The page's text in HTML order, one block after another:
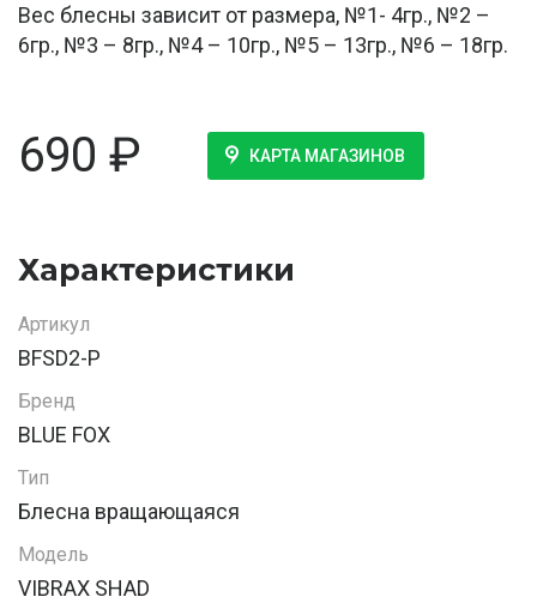
Вес блесны зависит от размера, №1- 4гр., №2 –
6гр., №3 – 8гр., №4 – 10гр., №5 – 13гр., №6 – 18гр.
690 ₽ КАРТА МАГАЗИНОВ
Характеристики
Артикул
BFSD2-P
Бренд
BLUE FOX
Тип
Блесна вращающаяся
Модель
VIBRAX SHAD